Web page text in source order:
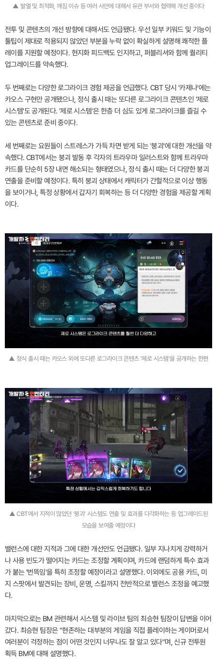
▲ 발열 및 최적화, 깨짐 이슈 등 여러 사안에 대해서 유관 부서와 협력해 개선 중이다
전투 및 콘텐츠의 개선 방향에 대해서도 언급됐다. 우선 일부 키워드 및 기능이
툴팁이 제대로 적용되지 않았던 부분을 누락 없이 확실하게 설명해 쾌적한 플
레이를 지원할 예정이다. 현지화 피드백도 인지하고, 퍼블리셔와 함께 퀄리티
업그레이드를 약속했다.
두 번째로는 다양한 로그라이크 경험 제공을 언급했다. CBT 당시 '카제나'에는
카오스 구현만 공개됐으나, 정식 출시 때는 또다른 로그라이크 콘텐츠인 '제로
시스템'도 공개된다. '제로 시스템'은 한층 더 심도 있게 로그라이크를 즐길 수
있는 콘텐츠로 준비 중이다.
세 번째로는 요원들이 스트레스가 가득 차면 받게 되는 '붕괴'에 대한 개선을 약
속했다. CBT에서는 붕괴 발동 후 각자의 트라우마 일러스트와 함께 트라우마
카드를 단순히 5장 내면 해소되는 형태였으나, 정식 출시 때는 더 다양한 붕괴
연출을 준비할 예정이다. 특히 붕괴 상태에서 캐릭터가 간헐적으로 이상 행동
을 보이거나, 특정 상황에서 갑자기 회복하는 등 더 다양한 경험을 제공할 계획
이다.
▲ 정식 출시 때는 카오스 외에 또다른 로그라이크 콘텐츠 '제로 시스템'을 공개하는 한편
▲ CBT에서 지적이 많았던 '붕괴' 시스템도 연출 및 효과를 다각화하는 등 업그레이드된
모습을 보여줄 예정이다
밸런스에 대한 지적과 그에 대한 개선안도 언급됐다. 일부 지나치게 강력하거
나 사용 빈도가 떨어지는 카드는 조정할 계획이며, 카드에 랜덤하게 특수 효과
가 붙는 '번뜩임'을 특히 조정할 예정이라고 설명했다. 이외에도 공용 카드, 미
지 스팟에서 발견되는 장비, 운명, 스킬까지 전반적으로 밸런스 조정을 예고했
다.
마지막으로는 BM 관련해서 시스템 및 라이브 팀의 최승현 팀장이 답변을 이어
갔다. 최승현 팀장은 "현존하는 대부분의 게임을 직접 플레이하는 게이머로서
여러분이 걱정하는 점이 어떤 것인지 너무나도 잘 알고 있다"며, 신규 전투원
획득 BM에 대해 설명했다.